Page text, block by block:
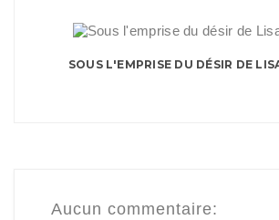
SOUS L'EMPRISE DU DÉSIR DE
Aucun commentaire: